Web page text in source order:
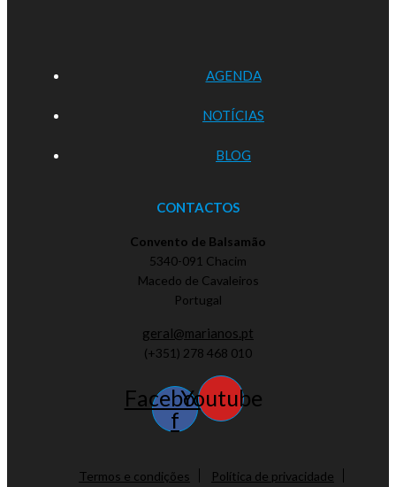
AGENDA
NOTÍCIAS
BLOG
CONTACTOS
Convento de Balsamão
5340-091 Chacim
Macedo de Cavaleiros
Portugal
geral@marianos.pt
(+351) 278 468 010
Facebook-
f
Youtube
Termos e condições
Política de privacidade